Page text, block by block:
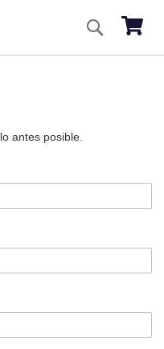
Mi
Buscar
antes posible.